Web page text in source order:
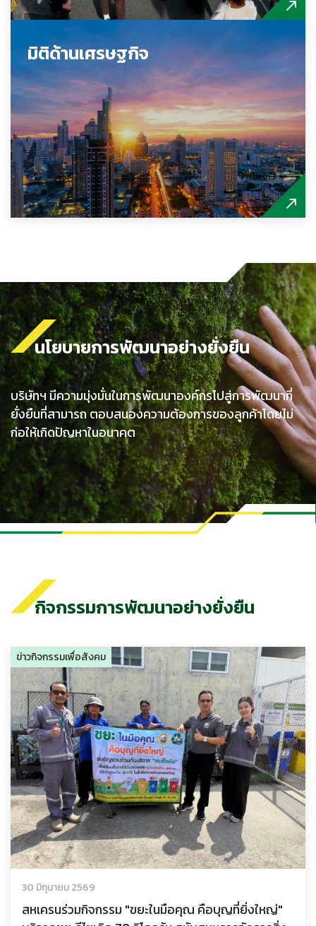
มิติด้านเศรษฐกิจ
นโยบายการพัฒนาอย่างยั่งยืน
บริษัทฯ มีความมุ่งมั่นในการพัฒนาองค์กรไปสู่การพัฒนาที่
ยั่งยืนที่สามารถ ตอบสนองความต้องการของลูกค้าโดยไม่
ก่อให้เกิดปัญหาในอนาคต
กิจกรรมการพัฒนาอย่างยั่งยืน
ข่าวกิจกรรมเพื่อสังคม
30 มิถุนายน 2569
สหเครนร่วมกิจกรรม "ขยะในมือคุณ คือบุญที่ยิ่งใหญ่"